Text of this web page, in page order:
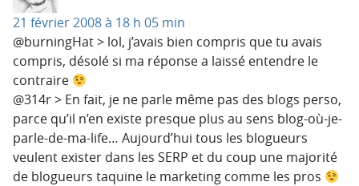
21 février 2008 à 18 h 05 min
@burningHat > lol, j’avais bien compris que tu avais
compris, désolé si ma réponse a laissé entendre le
contraire
@314r > En fait, je ne parle même pas des blogs perso,
parce qu’il n’en existe presque plus au sens blog-où-je-
parle-de-ma-life… Aujourd’hui tous les blogueurs
veulent exister dans les SERP et du coup une majorité
de blogueurs taquine le marketing comme les pros